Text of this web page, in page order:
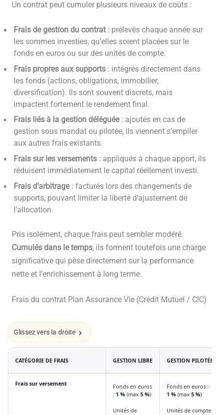
Un contrat peut cumuler plusieurs niveaux de coûts :
Frais de gestion du contrat: prélevés chaque année sur
les sommes investies, qu’elles soient placées sur le
fonds en euros ou sur des unités de compte.
Frais propres aux supports: intégrés directement dans
les fonds (actions, obligations, immobilier,
diversification). Ils sont souvent discrets, mais
impactent fortement le rendement final.
Frais liés à la gestion déléguée: ajoutés en cas de
gestion sous mandat ou pilotée, ils viennent s’empiler
aux autres frais existants.
Frais sur les versements: appliqués à chaque apport, ils
réduisent immédiatement le capital réellement investi.
Frais d’arbitrage: facturés lors des changements de
supports, pouvant limiter la liberté d’ajustement de
l’allocation.
Pris isolément, chaque frais peut sembler modéré.
Cumulés dans le temps, ils forment toutefois une charge
significative qui pèse directement sur la performance
nette et l’enrichissement à long terme.
Frais du contrat Plan Assurance Vie (Crédit Mutuel / CIC)
Glissez vers la droite
CATÉGORIE DE FRAIS GESTION LIBRE GESTION PILOTÉE
Frais sur versement
Fonds en euros
: 1 %(max 5 %)
Unités de
Fonds en euros :
1 %(max 5 %)
Unités de compte